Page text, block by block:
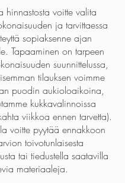
hinnastosta voitte valita
ja tarvittaessa
sopiaksenne ajan
Tapaaminen on tarpeen
suunnittelussa,
tilauksen voimme
puodin aukioloaikoina,
kukkavalinnoissa
viikkoa ennen tarvetta).
voitte pyytää ennakkoon
toivotunlaisesta
tai tiedustella saatavilla
materiaaleja.